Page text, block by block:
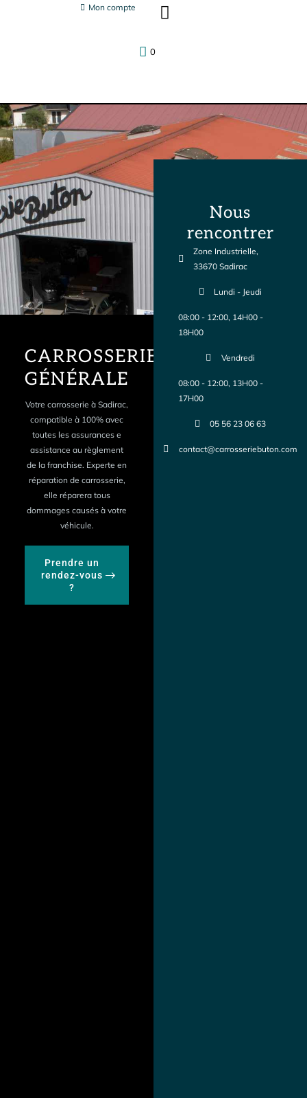
Panneau de gestion des cookies
Mon compte
0
CARROSSERIE
GÉNÉRALE
Votre carrosserie à Sadirac,
compatible à 100% avec
toutes les assurances e
assistance au règlement
de la franchise. Experte en
réparation de carrosserie,
elle réparera tous
dommages causés à votre
véhicule.
Prendre un
rendez-vous
?
Nous
rencontrer
Zone Industrielle,
33670 Sadirac
Lundi - Jeudi
08:00 - 12:00, 14H00 -
18H00
Vendredi
08:00 - 12:00, 13H00 -
17H00
05 56 23 06 63
contact@carrosseriebuton.com